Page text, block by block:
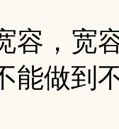
容，宽
能做到